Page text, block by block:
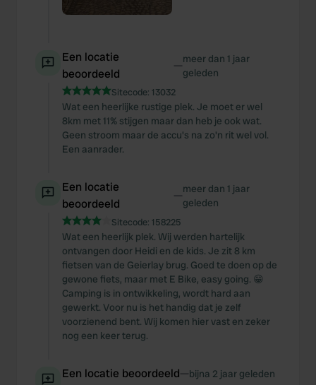
Een locatie
beoordeeld
—meer dan 1 jaar
geleden
Sitecode: 13032
Wat een heerlijke rustige plek. Je moet er wel
8km met 11% stijgen maar dan heb je ook wat.
Geen stroom maar de accu's na zo'n rit wel vol.
Een aanrader.
Een locatie
beoordeeld
—meer dan 1 jaar
geleden
Sitecode: 158225
Wat een heerlijk plek. Wij werden hartelijk
ontvangen door Heidi en de kids. Je zit 8 km
fietsen van de Geierlay brug. Goed te doen op de
gewone fiets, maar met E Bike, easy going. 😁
Camping is in ontwikkeling, wordt hard aan
gewerkt. Voor nu is het handig dat je zelf
voorzienend bent. Wij komen hier vast en zeker
nog een keer terug.
Een locatie beoordeeld—bijna 2 jaar geleden